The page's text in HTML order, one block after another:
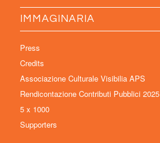
IMMAGINARIA
Press
Credits
Associazione Culturale Visibilia APS
Rendicontazione Contributi Pubblici 2025
5 x 1000
Supporters